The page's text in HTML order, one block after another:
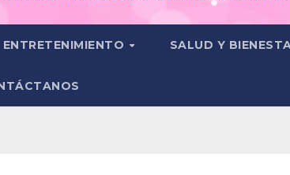
ENTRETENIMIENTO SALUD Y